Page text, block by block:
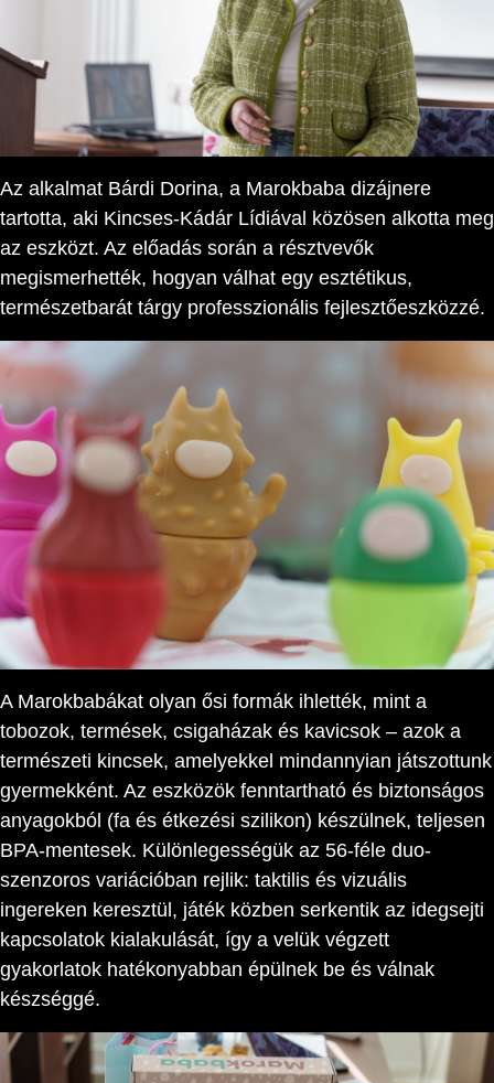
Az alkalmat Bárdi Dorina, a Marokbaba dizájnere
tartotta, aki Kincses-Kádár Lídiával közösen alkotta meg
az eszközt. Az előadás során a résztvevők
megismerhették, hogyan válhat egy esztétikus,
természetbarát tárgy professzionális fejlesztőeszközzé.
A Marokbabákat olyan ősi formák ihlették, mint a
tobozok, termések, csigaházak és kavicsok – azok a
természeti kincsek, amelyekkel mindannyian játszottunk
gyermekként. Az eszközök fenntartható és biztonságos
anyagokból (fa és étkezési szilikon) készülnek, teljesen
BPA-mentesek. Különlegességük az 56-féle duo-
szenzoros variációban rejlik: taktilis és vizuális
ingereken keresztül, játék közben serkentik az idegsejti
kapcsolatok kialakulását, így a velük végzett
gyakorlatok hatékonyabban épülnek be és válnak
készséggé.